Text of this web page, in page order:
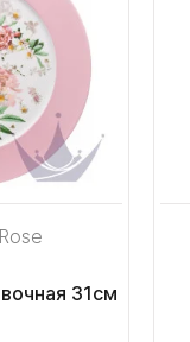
31см